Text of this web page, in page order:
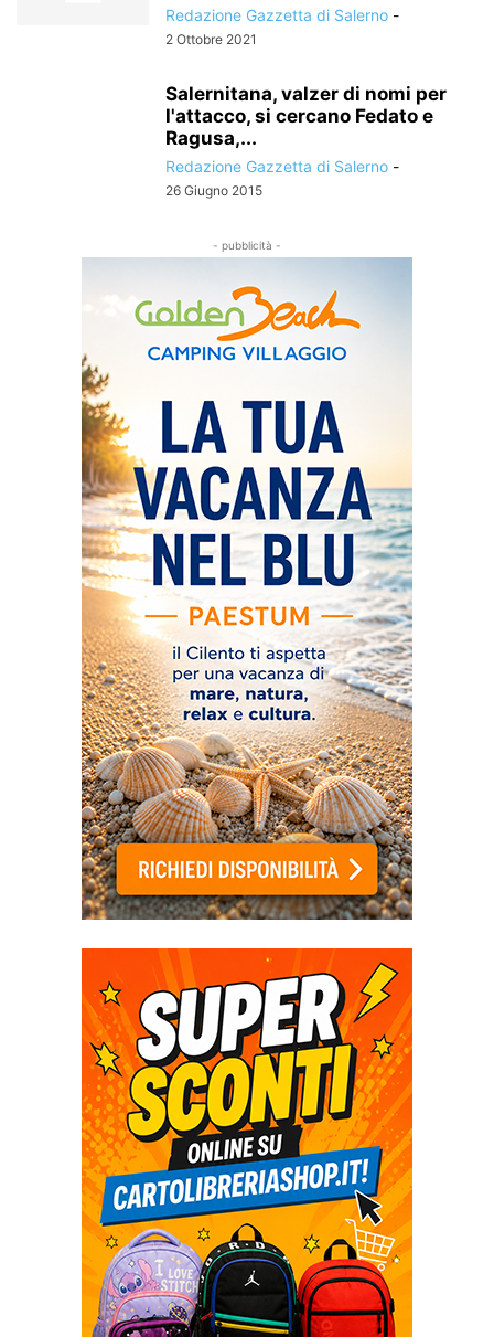
Redazione Gazzetta di Salerno -
2 Ottobre 2021
Salernitana, valzer di nomi per
l'attacco, si cercano Fedato e
Ragusa,...
Redazione Gazzetta di Salerno -
26 Giugno 2015
- pubblicità -